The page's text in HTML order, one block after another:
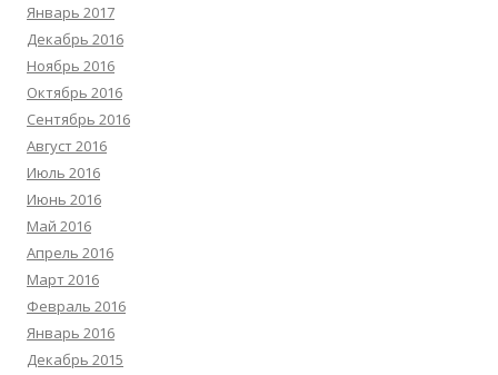
Январь 2017
Декабрь 2016
Ноябрь 2016
Октябрь 2016
Сентябрь 2016
Август 2016
Июль 2016
Июнь 2016
Май 2016
Апрель 2016
Март 2016
Февраль 2016
Январь 2016
Декабрь 2015